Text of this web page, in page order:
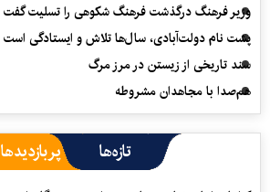
وزیر فرهنگ درگذشت فرهنگ شکوهی را تسلیت گفت
پشت نام دولت‌آبادی، سال‌ها تلاش و ایستادگی است
سند تاریخی از زیستن در مرز مرگ
هم‌صدا با مجاهدان مشروطه
تازه‌ها پربازدیدها